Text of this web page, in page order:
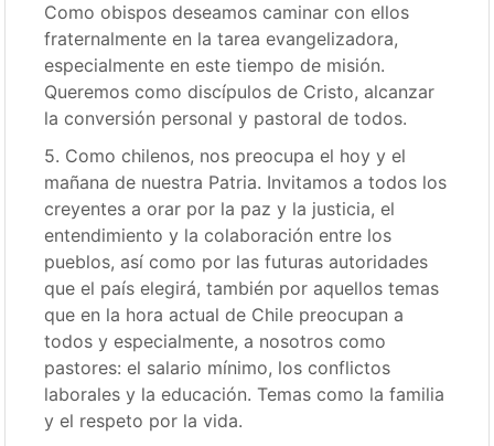
Como obispos deseamos caminar con ellos
fraternalmente en la tarea evangelizadora,
especialmente en este tiempo de misión.
Queremos como discípulos de Cristo, alcanzar
la conversión personal y pastoral de todos.
5. Como chilenos, nos preocupa el hoy y el
mañana de nuestra Patria. Invitamos a todos los
creyentes a orar por la paz y la justicia, el
entendimiento y la colaboración entre los
pueblos, así como por las futuras autoridades
que el país elegirá, también por aquellos temas
que en la hora actual de Chile preocupan a
todos y especialmente, a nosotros como
pastores: el salario mínimo, los conflictos
laborales y la educación. Temas como la familia
y el respeto por la vida.